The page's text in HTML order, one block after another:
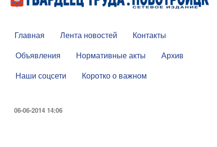
Главная Лента новостей
Контакты
Объявления
Нормативные акты
Архив
Наши соцсети
Коротко о важном
06-06-2014 14:06